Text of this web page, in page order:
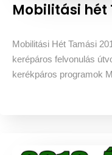
Mobilitási hét
Mobilitási Hét Tamási
kerépáros felvonulás
kerékpáros programok